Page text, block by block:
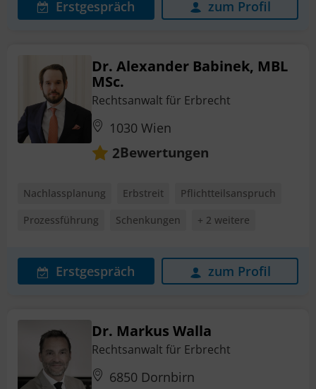
Erstgespräch zum Profil
Dr. Alexander Babinek, MBL
MSc.
Rechtsanwalt für Erbrecht
1030 Wien
2Bewertungen
Nachlassplanung Erbstreit
Pflichtteilsanspruch
Prozessführung
Schenkungen + 2 weitere
Erstgespräch zum Profil
Dr. Markus Walla
Rechtsanwalt für Erbrecht
6850 Dornbirn